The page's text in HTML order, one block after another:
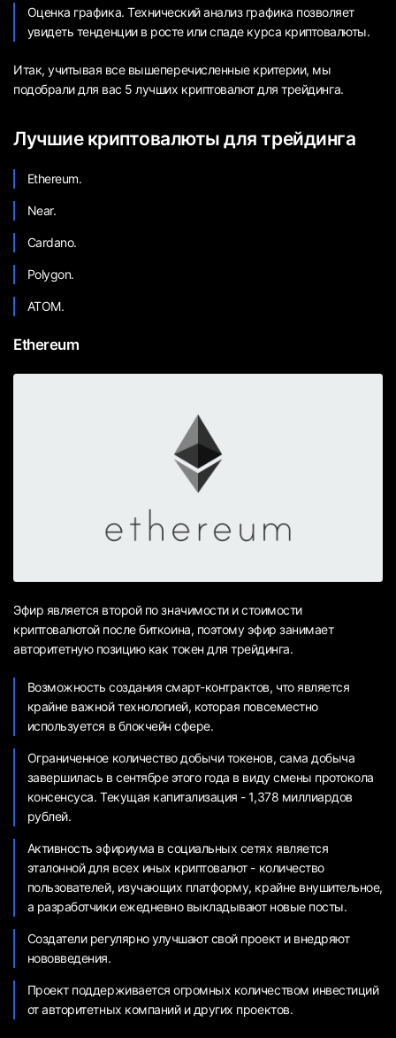
Оценка графика. Технический анализ графика позволяет
увидеть тенденции в росте или спаде курса криптовалюты.
Итак, учитывая все вышеперечисленные критерии, мы
подобрали для вас 5 лучших криптовалют для трейдинга.
Лучшие криптовалюты для трейдинга
Ethereum.
Near.
Cardano.
Polygon.
ATOM.
Ethereum
Эфир является второй по значимости и стоимости
криптовалютой после биткоина, поэтому эфир занимает
авторитетную позицию как токен для трейдинга.
Возможность создания смарт-контрактов, что является
крайне важной технологией, которая повсеместно
используется в блокчейн сфере.
Ограниченное количество добычи токенов, сама добыча
завершилась в сентябре этого года в виду смены протокола
консенсуса. Текущая капитализация - 1,378 миллиардов
рублей.
Активность эфириума в социальных сетях является
эталонной для всех иных криптовалют - количество
пользователей, изучающих платформу, крайне внушительное,
а разработчики ежедневно выкладывают новые посты.
Создатели регулярно улучшают свой проект и внедряют
нововведения.
Проект поддерживается огромных количеством инвестиций
от авторитетных компаний и других проектов.